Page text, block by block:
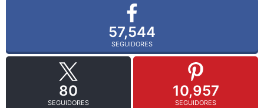
57,544
SEGUIDORES
80
SEGUIDORES
10,957
SEGUIDORES